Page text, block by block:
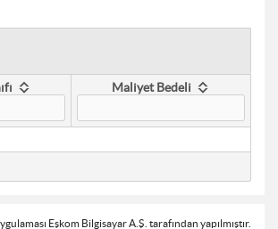
Maliyet Bedeli
Eşkom Bilgisayar A.Ş. tarafından yapılmıştır.